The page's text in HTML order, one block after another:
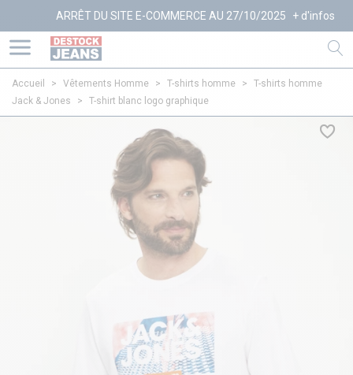
ARRÊT DU SITE E-COMMERCE AU 27/10/2025 + d'infos
Accueil > Vêtements Homme > T-shirts homme >
T-shirts homme
Jack & Jones
> T-shirt blanc logo graphique